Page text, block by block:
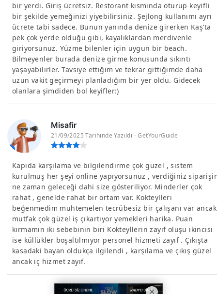
bir yerdi. Giriş ücretsiz. Restorant kısmında oturup keyifli
bir şekilde yemeğinizi yiyebilirsiniz. Şejlong kullanımı ayrı
ücrete tabi sadece. Bunun yanında denize girerken Kaş’ta
pek çok yerde olduğu gibi, kayalıklardan merdivenle
giriyorsunuz. Yüzme bilenler için uygun bir beach.
Bilmeyenler burada denize girme konusunda sıkıntı
yaşayabilirler. Tavsiye ettiğim ve tekrar gittiğimde daha
uzun vakit geçirmeyi planladığım bir yer oldu. Gidecek
olanlara şimdiden bol keyifler:)
Misafir
21/09/2025 Tarihinde Yazıldı - GetYourGuide
Kapıda karşılama ve bilgilendirme çok güzel , sistem
kurulmuş her şeyi online yapıyorsunuz , verdiğiniz
ne zaman geleceği dahi size gösteriliyor. Minderler çok
rahat , genelde rahat bir ortam var. Kokteylleri
beğenmedim muhtemelen tecrübesiz bir çalışanı var ancak
mutfak çok güzel iş çıkartıyor yemekleri harika. Puan
kırmamın iki sebebinin biri Kokteyllerin zayıf oluşu ikincisi
ise küllükler boşaltılmıyor personel hizmeti zayıf . Çıkışta
kasadaki bayan oldukça ilgilendi , karşılama ve çıkış güzel
ancak iç hizmet zayıf.